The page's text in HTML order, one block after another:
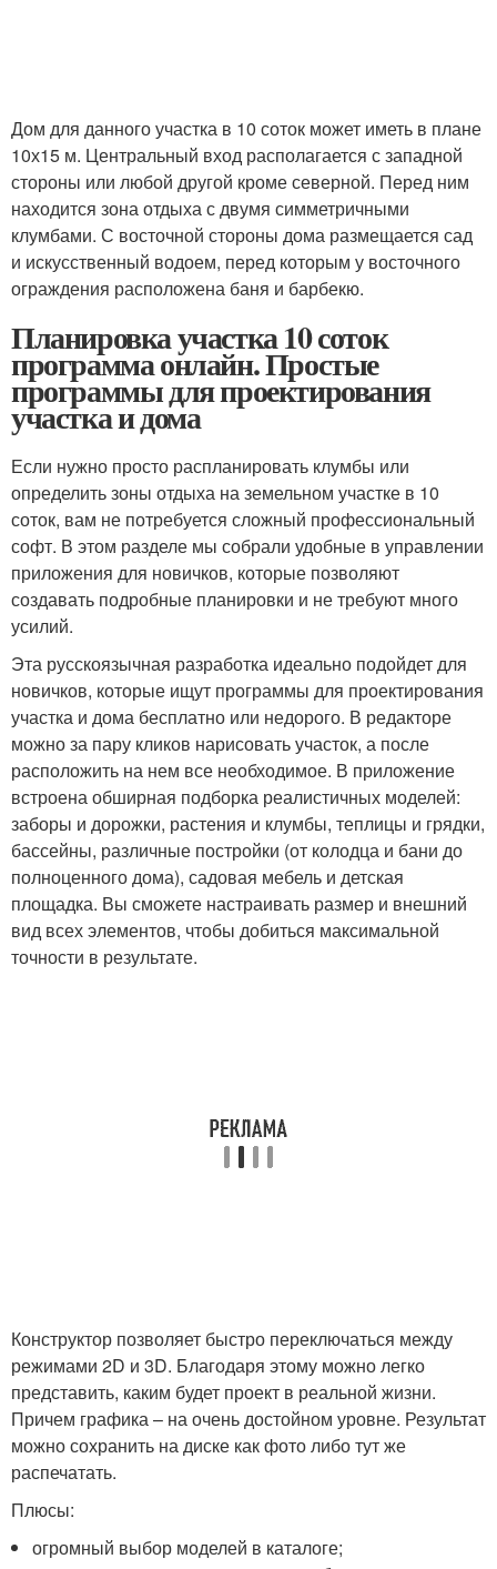
Дом для данного участка в 10 соток может иметь в плане
10х15 м. Центральный вход располагается с западной
стороны или любой другой кроме северной. Перед ним
находится зона отдыха с двумя симметричными
клумбами. С восточной стороны дома размещается сад
и искусственный водоем, перед которым у восточного
ограждения расположена баня и барбекю.
Планировка участка 10 соток
программа онлайн. Простые
программы для проектирования
участка и дома
Если нужно просто распланировать клумбы или
определить зоны отдыха на земельном участке в 10
соток, вам не потребуется сложный профессиональный
софт. В этом разделе мы собрали удобные в управлении
приложения для новичков, которые позволяют
создавать подробные планировки и не требуют много
усилий.
Эта русскоязычная разработка идеально подойдет для
новичков, которые ищут программы для проектирования
участка и дома бесплатно или недорого. В редакторе
можно за пару кликов нарисовать участок, а после
расположить на нем все необходимое. В приложение
встроена обширная подборка реалистичных моделей:
заборы и дорожки, растения и клумбы, теплицы и грядки,
бассейны, различные постройки (от колодца и бани до
полноценного дома), садовая мебель и детская
площадка. Вы сможете настраивать размер и внешний
вид всех элементов, чтобы добиться максимальной
точности в результате.
Конструктор позволяет быстро переключаться между
режимами 2D и 3D. Благодаря этому можно легко
представить, каким будет проект в реальной жизни.
Причем графика – на очень достойном уровне. Результат
можно сохранить на диске как фото либо тут же
распечатать.
Плюсы:
огромный выбор моделей в каталоге;